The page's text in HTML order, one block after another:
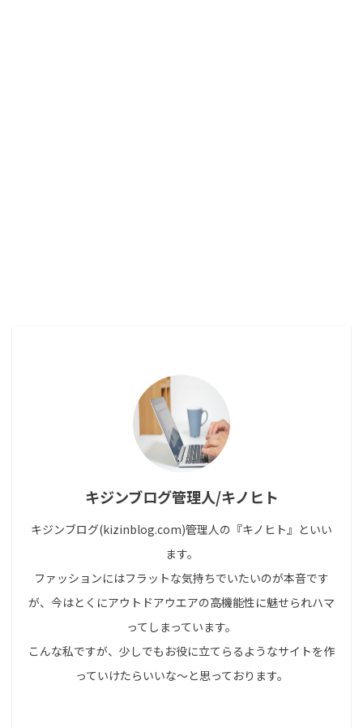
キジンブログ管理人/キノヒト
キジンブログ(kizinblog.com)管理人の『キノヒト』といい
ます。
ファッションにはフラットな気持ちでいたいのが本音です
が、今はとくにアウトドアウエアの高機能性に魅せられハマ
ってしまっています。
こんな私ですが、少しでもお役に立てらるようなサイトを作
っていけたらいいな～と思っております。